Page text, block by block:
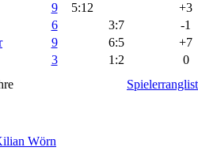
9 5:12
+3
6 3:7
-1
9 6:5
+7
3 1:2
0
Wörn